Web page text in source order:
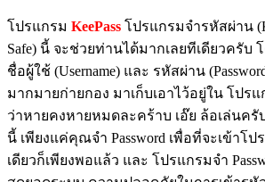
โปรแกรม KeePass โปรแกรมจำรหัสผ่าน
Safe) นี้ จะช่วยท่านได้มากเลยทีเดียวครับ
ชื่อผู้ใช้ (Username) และ รหัสผ่าน
มากมายก่ายกอง มาเก็บเอาไว้อยู่ใน โปรแ
ว่าหายคงหายหมดละคร้าบ เอ๊ย ล้อเล่นครั
นี้ เพียงแค่คุณจำ Password เพื่อที่จะเข้าโ
เดียวก็เพียงพอแล้ว และ โปรแกรมจำ